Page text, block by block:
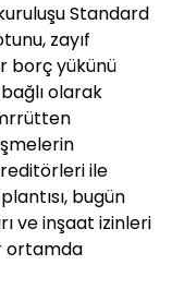
Standard
zayıf
borç yükünü
olarak
ile
bugün
ve inşaat izinleri
ortamda